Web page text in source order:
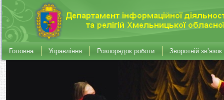
Головна Управління Розпорядок роботи Зворотній зв’язок